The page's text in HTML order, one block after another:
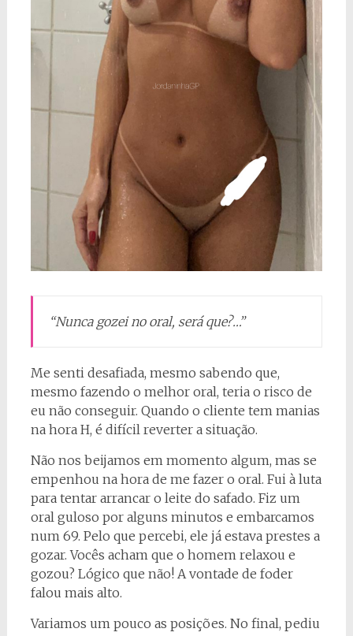
“Nunca gozei no oral, será que?…”
Me senti desafiada, mesmo sabendo que,
mesmo fazendo o melhor oral, teria o risco de
eu não conseguir. Quando o cliente tem manias
na hora H, é difícil reverter a situação.
Não nos beijamos em momento algum, mas se
empenhou na hora de me fazer o oral. Fui à luta
para tentar arrancar o leite do safado. Fiz um
oral guloso por alguns minutos e embarcamos
num 69. Pelo que percebi, ele já estava prestes a
gozar. Vocês acham que o homem relaxou e
gozou? Lógico que não! A vontade de foder
falou mais alto.
Variamos um pouco as posições. No final, pediu